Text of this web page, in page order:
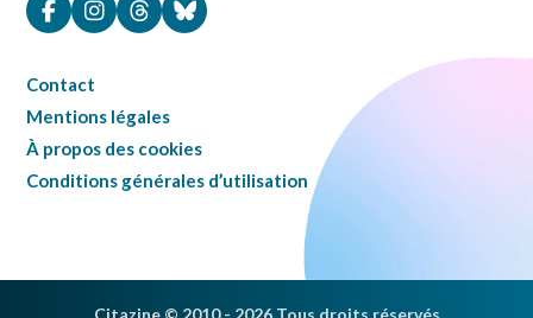
Contact
Mentions légales
À propos des cookies
Conditions générales d’utilisation
Citazine © 2010 - 2026 Tous droits réservés